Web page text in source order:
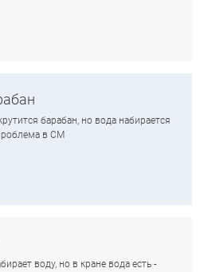
барабан, но вода набирается
в СМ
воду, но в кране вода есть -